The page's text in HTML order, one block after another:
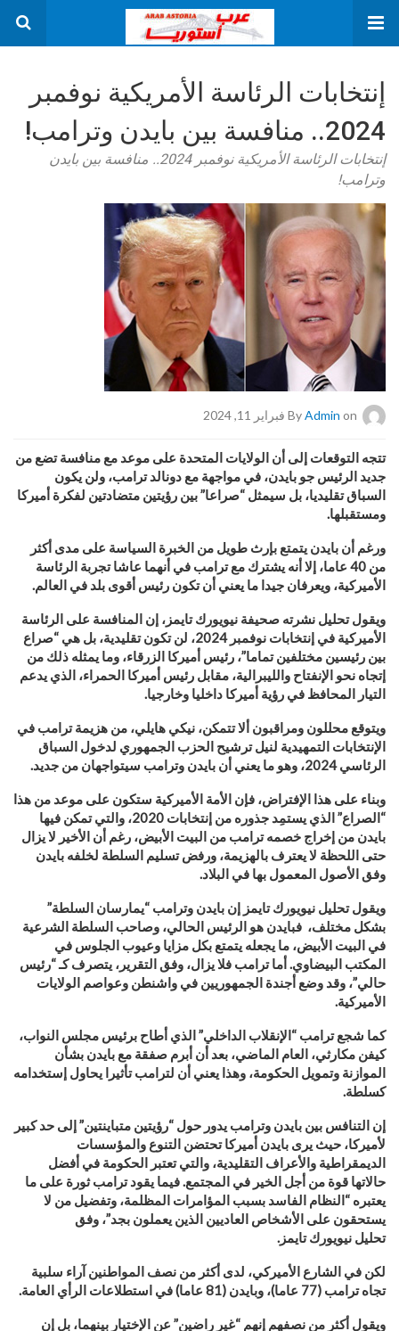
إنتخابات الرئاسة الأمريكية نوفمبر
2024.. منافسة بين بايدن وترامب!
إنتخابات الرئاسة الأمريكية نوفمبر 2024.. منافسة بين بايدن
وترامب!
ByAdmin on فبراير 11, 2024
تتجه التوقعات إلى أن الولايات المتحدة على موعد مع منافسة تضع من
جديد الرئيس جو بايدن، في مواجهة مع دونالد ترامب، ولن يكون
السباق تقليديا، بل سيمثل “صراعا” بين رؤيتين متضادتين لفكرة أميركا
ومستقبلها.
ورغم أن بايدن يتمتع بإرث طويل من الخبرة السياسة على مدى أكثر
من 40 عاما، إلا أنه يشترك مع ترامب في أنهما عاشا تجربة الرئاسة
الأميركية، ويعرفان جيدا ما يعني أن تكون رئيس أقوى بلد في العالم.
ويقول تحليل نشرته صحيفة نيويورك تايمز، إن المنافسة على الرئاسة
الأميركية في إنتخابات نوفمبر 2024، لن تكون تقليدية، بل هي “صراع
بين رئيسين مختلفين تماما”، رئيس أميركا الزرقاء، وما يمثله ذلك من
إتجاه نحو الإنفتاح والليبرالية، مقابل رئيس أميركا الحمراء، الذي يدعم
التيار المحافظ في رؤية أميركا داخليا وخارجيا.
ويتوقع محللون ومراقبون ألا تتمكن، نيكي هايلي، من هزيمة ترامب في
الإنتخابات التمهيدية لنيل ترشيح الحزب الجمهوري لدخول السباق
الرئاسي 2024، وهو ما يعني أن بايدن وترامب سيتواجهان من جديد
.
وبناء على هذا الإفتراض، فإن الأمة الأميركية ستكون على موعد من هذا
“الصراع” الذي يستمِد جذوره من إنتخابات 2020، والتي تمكن فيها
بايدن من إخراج خصمه ترامب من البيت الأبيض، رغم أن الأخير لا يزال
حتى اللحظة لا يعترف بالهزيمة، ورفض تسليم السلطة لخلفه بايدن
وفق الأصول المعمول بها في البلاد.
ويقول تحليل نيويورك تايمز إن بايدن وترامب “يمارسان السلطة”
بشكل مختلف، فبايدن هو الرئيس الحالي، وصاحب السلطة الشرعية
في البيت الأبيض، ما يجعله يتمتع بكل مزايا وعيوب الجلوس في
المكتب البيضاوي. أما ترامب فلا يزال، وفق التقرير، يتصرف كـ “رئيس
حالي”، وقد وضع أجندة الجمهوريين في واشنطن وعواصم الولايات
الأميركية.
كما شجع ترامب “الإنقلاب الداخلي” الذي أطاح برئيس مجلس النواب،
كيفن مكارثي، العام الماضي، بعد أن أبرم صفقة مع بايدن بشأن
الموازنة وتمويل الحكومة، وهذا يعني أن لترامب تأثيرا يحاول إستخدامه
كسلطة.
إن التنافس بين بايدن وترامب يدور حول “رؤيتين متباينتين” إلى حد كبير
لأميركا، حيث يرى بايدن أميركا تحتضن التنوع والمؤسسات
الديمقراطية والأعراف التقليدية، والتي تعتبر الحكومة في أفضل
حالاتها قوة من أجل الخير في المجتمع. فيما يقود ترامب ثورة على ما
يعتبره “النظام الفاسد بسبب المؤامرات المظلمة، وتفضيل من لا
يستحقون على الأشخاص العاديين الذين يعملون بجد”، وفق
تحليل نيويورك تايمز .
لكن في الشارع الأميركي، لدى أكثر من نصف المواطنين آراء سلبية
تجاه ترامب (77 عاما)، وبايدن (81 عاما) في استطلاعات الرأي العامة
.
ويقول أكثر من نصفهم إنهم “غير راضين” عن الإختيار بينهما، بل إن